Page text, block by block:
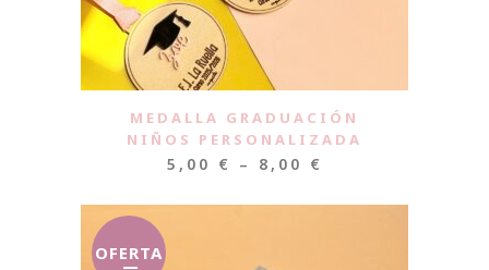
MEDALLA GRADUACIÓN
NIÑOS PERSONALIZADA
5,00 € – 8,00 €
OFERTA